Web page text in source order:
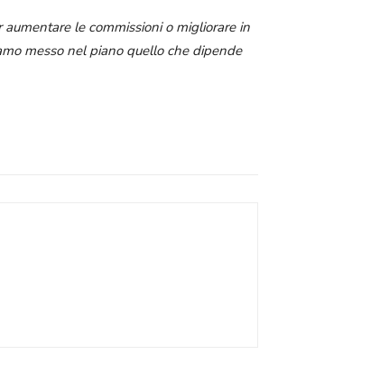
le commissioni o migliorare in
messo nel piano quello che dipende